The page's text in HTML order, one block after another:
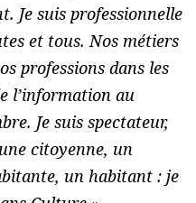
Je suis professionnelle
et tous. Nos métiers
professions dans les
l’information au
Je suis spectateur,
citoyenne, un
un habitant : je